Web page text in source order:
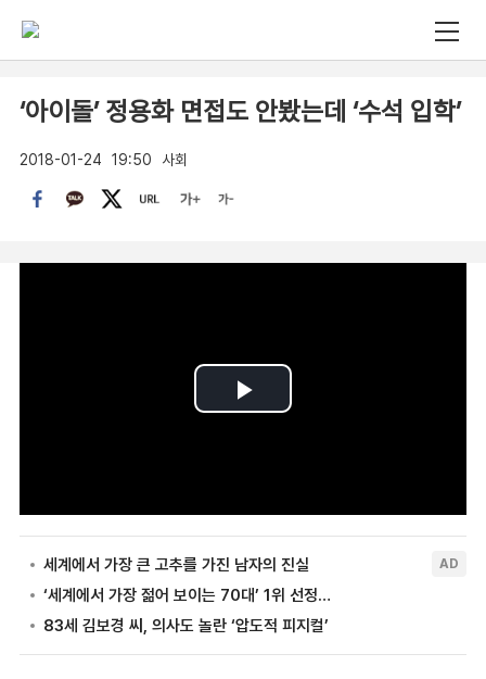
‘아이돌’ 정용화 면접도 안봤는데 ‘수석 입학’
2018-01-24 19:50 사회